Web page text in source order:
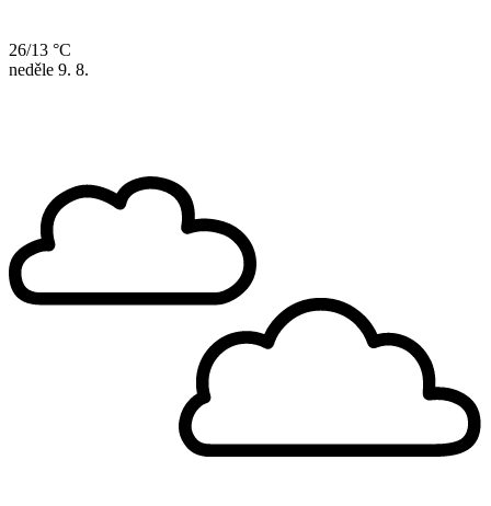
26/13 °C
neděle 9. 8.